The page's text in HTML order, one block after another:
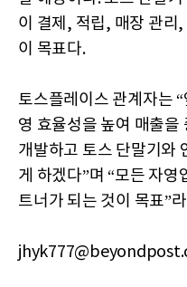
이 결제, 적립, 매장 관리
이 목표다.
토스플레이스 관계자는
영 효율성을 높여 매출을
개발하고 토스 단말기와
게 하겠다”며 “모든 자영
트너가 되는 것이 목표”